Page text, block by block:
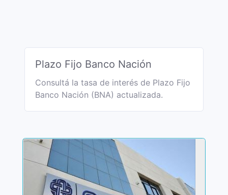
Plazo Fijo Banco Nación
Consultá la tasa de interés de Plazo Fijo
Banco Nación (BNA) actualizada.